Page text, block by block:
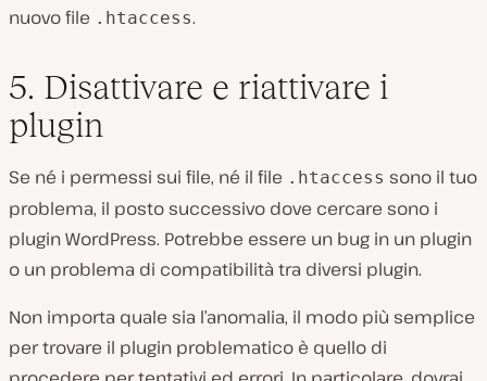
nuovo file .htaccess.
5. Disattivare e riattivare i
plugin
Se né i permessi sui file, né il file .htaccess sono il tuo
problema, il posto successivo dove cercare sono i
plugin WordPress. Potrebbe essere un bug in un plugin
o un problema di compatibilità tra diversi plugin.
Non importa quale sia l’anomalia, il modo più semplice
per trovare il plugin problematico è quello di